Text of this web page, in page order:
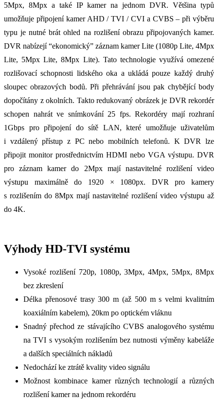
5Mpx, 8Mpx a také IP kamer na jednom DVR. Většina typů
umožňuje připojení kamer AHD / TVI / CVI a CVBS – při výběru
typu je nutné brát ohled na rozlišení obrazu připojovaných kamer.
DVR nabízejí “ekonomický” záznam kamer Lite (1080p Lite, 4Mpx
Lite, 5Mpx Lite, 8Mpx Lite). Tato technologie využívá omezené
rozlišovací schopnosti lidského oka a ukládá pouze každý druhý
sloupec obrazových bodů. Při přehrávání jsou pak chybějící body
dopočítány z okolních. Takto redukovaný obrázek je DVR rekordér
schopen nahrát ve snímkování 25 fps. Rekordéry mají rozhraní
1Gbps pro připojení do sítě LAN, které umožňuje uživatelům
i vzdálený přístup z PC nebo mobilních telefonů. K DVR lze
připojit monitor prostřednictvím HDMI nebo VGA výstupu. DVR
pro záznam kamer do 2Mpx mají nastavitelné rozlišení video
výstupu maximálně do 1920 × 1080px. DVR pro kamery
s rozlišením do 8Mpx mají nastavitelné rozlišení video výstupu až
do 4K.
Výhody HD-TVI systému
Vysoké rozlišení 720p, 1080p, 3Mpx, 4Mpx, 5Mpx, 8Mpx
bez zkreslení
Délka přenosové trasy 300 m (až 500 m s velmi kvalitním
koaxiálním kabelem), 20km po optickém vláknu
Snadný přechod ze stávajícího CVBS analogového systému
na TVI s vysokým rozlišením bez nutnosti výměny kabeláže
a dalších speciálních nákladů
Nedochází ke ztrátě kvality video signálu
Možnost kombinace kamer různých technologií a různých
rozlišení kamer na jednom rekordéru